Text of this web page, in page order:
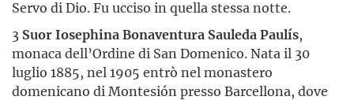
Servo di Dio. Fu ucciso in quella stessa notte.
3 Suor Iosephina Bonaventura Sauleda Paulís,
monaca dell’Ordine di San Domenico. Nata il 30
luglio 1885, nel 1905 entrò nel monastero
domenicano di Montesión presso Barcellona, dove